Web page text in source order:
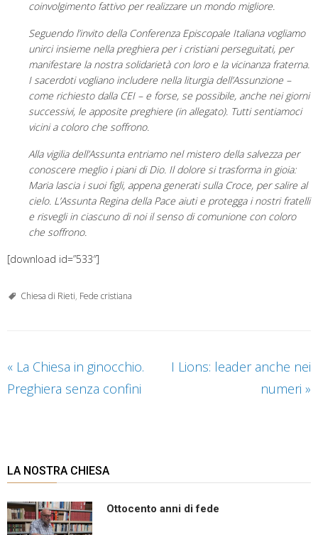
coinvolgimento fattivo per realizzare un mondo migliore.
Seguendo l’invito della Conferenza Episcopale Italiana vogliamo
unirci insieme nella preghiera per i cristiani perseguitati, per
manifestare la nostra solidarietà con loro e la vicinanza fraterna.
I sacerdoti vogliano includere nella liturgia dell’Assunzione –
come richiesto dalla CEI – e forse, se possibile, anche nei giorni
successivi, le apposite preghiere (in allegato). Tutti sentiamoci
vicini a coloro che soffrono.
Alla vigilia dell’Assunta entriamo nel mistero della salvezza per
conoscere meglio i piani di Dio. Il dolore si trasforma in gioia:
Maria lascia i suoi figli, appena generati sulla Croce, per salire al
cielo. L’Assunta Regina della Pace aiuti e protegga i nostri fratelli
e risvegli in ciascuno di noi il senso di comunione con coloro
che soffrono.
[download id=”533″]
Chiesa di Rieti, Fede cristiana
« La Chiesa in ginocchio.
Preghiera senza confini
I Lions: leader anche nei
numeri »
LA NOSTRA CHIESA
Ottocento anni di fede